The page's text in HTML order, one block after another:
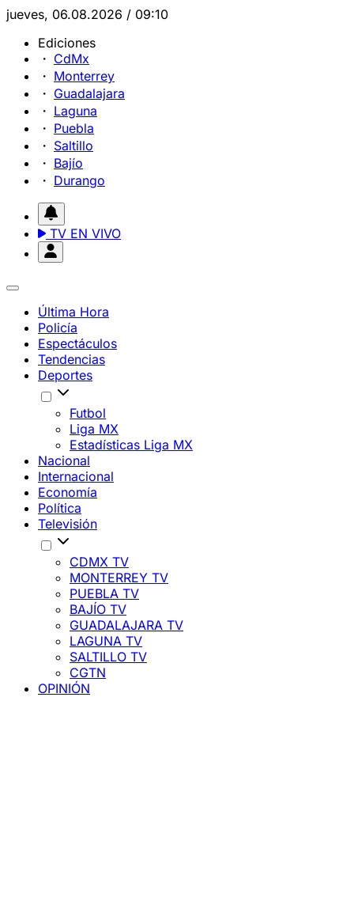
jueves, 06.08.2026 / 09:10
Ediciones
CdMx
Monterrey
Guadalajara
Laguna
Puebla
Saltillo
Bajío
Durango
TV EN VIVO
Última Hora
Policía
Espectáculos
Tendencias
Deportes
Futbol
Liga MX
Estadísticas Liga MX
Nacional
Internacional
Economía
Política
Televisión
CDMX TV
MONTERREY TV
PUEBLA TV
BAJÍO TV
GUADALAJARA TV
LAGUNA TV
SALTILLO TV
CGTN
OPINIÓN